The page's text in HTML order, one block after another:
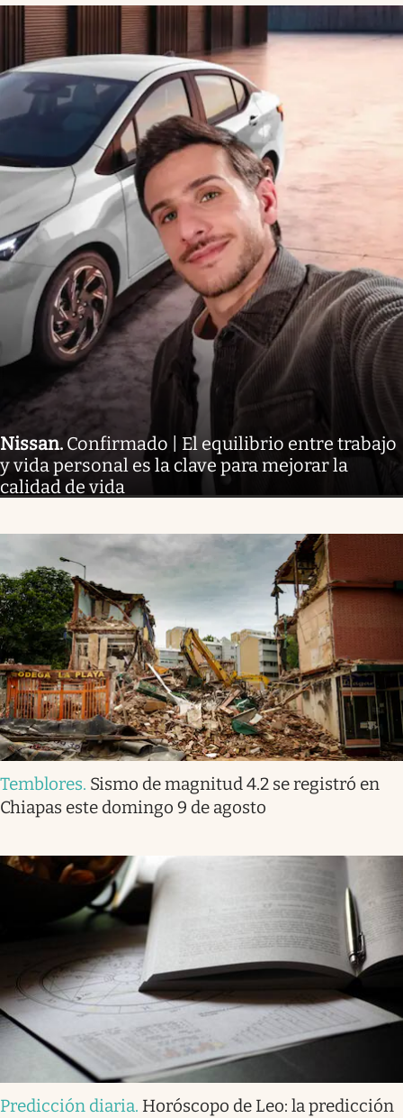
Nissan. Confirmado | El equilibrio entre trabajo
y vida personal es la clave para mejorar la
calidad de vida
Temblores. Sismo de magnitud 4.2 se registró en
Chiapas este domingo 9 de agosto
Predicción diaria. Horóscopo de Leo: la predicción